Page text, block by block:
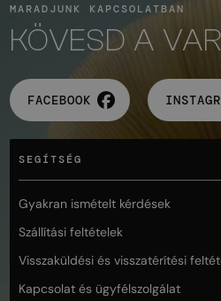
MARADJUNK KAPCSOLATBAN
KÖVESD A
FACEBOOK
SEGÍTSÉG
Gyakran ismételt kérdések
Szállítási feltételek
Visszaküldési és visszatérítési
Kapcsolat és ügyfélszolgálat